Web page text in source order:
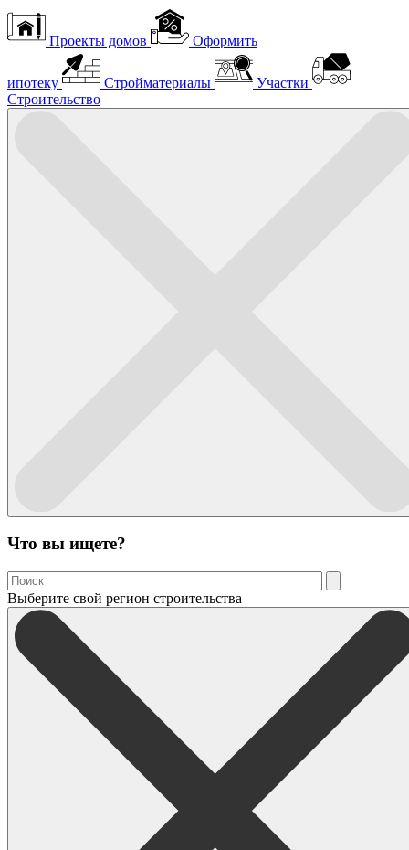
Проекты домов Оформить
ипотеку Стройматериалы
Участки
Строительство
Что вы ищете?
Выберите свой регион строительства